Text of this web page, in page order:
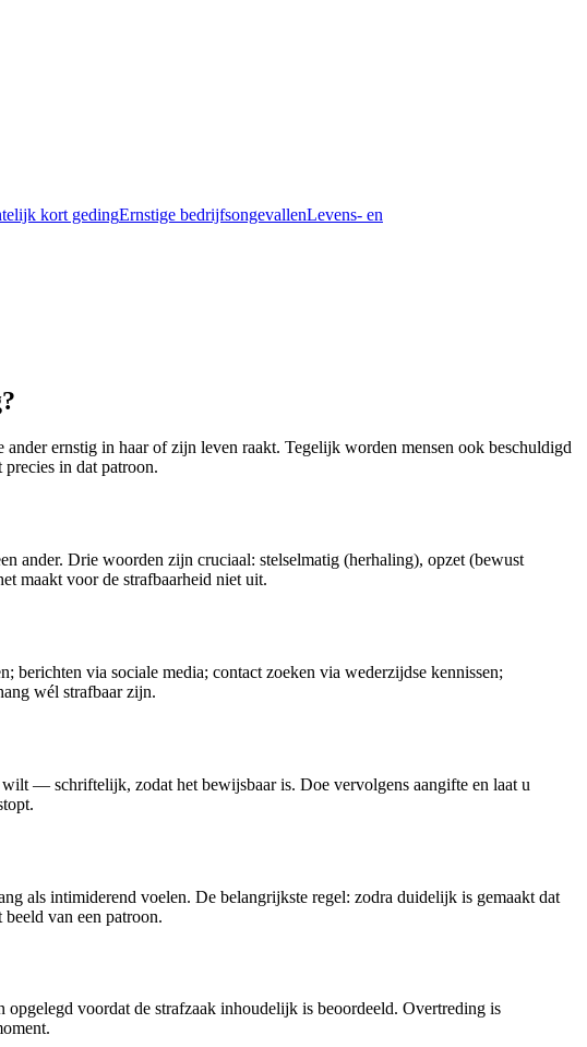
kort gedingErnstige bedrijfsongevallenLevens- en
ernstig in haar of zijn leven raakt. Tegelijk worden mensen ook beschuldigd
in dat patroon.
ander. Drie woorden zijn cruciaal: stelselmatig (herhaling), opzet (bewust
maakt voor de strafbaarheid niet uit.
via sociale media; contact zoeken via wederzijdse kennissen;
wél strafbaar zijn.
— schriftelijk, zodat het bewijsbaar is. Doe vervolgens aangifte en laat u
als intimiderend voelen. De belangrijkste regel: zodra duidelijk is gemaakt dat
van een patroon.
voordat de strafzaak inhoudelijk is beoordeeld. Overtreding is